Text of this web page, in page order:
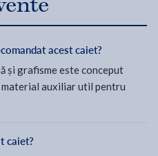
acest caiet?
și grafisme este conceput
material auxiliar util pentru
caiet?